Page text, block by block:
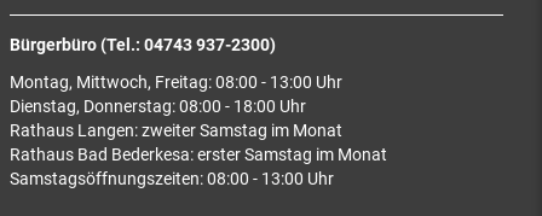
Bürgerbüro (Tel.: 04743 937-2300)
Montag, Mittwoch, Freitag: 08:00 - 13:00 Uhr
Dienstag, Donnerstag: 08:00 - 18:00 Uhr
Rathaus Langen: zweiter Samstag im Monat
Rathaus Bad Bederkesa: erster Samstag im Monat
Samstagsöffnungszeiten: 08:00 - 13:00 Uhr